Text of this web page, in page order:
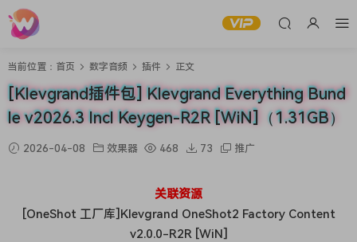
当前位置： 首页 数字音频 插件 正文
[Klevgrand插件包] Klevgrand Everything Bund
le v2026.3 Incl Keygen-R2R [WiN]（1.31GB）
2026-04-08 效果器 468 73 推广
关联资源
[OneShot 工厂库]Klevgrand OneShot2 Factory Content
v2.0.0-R2R [WiN]